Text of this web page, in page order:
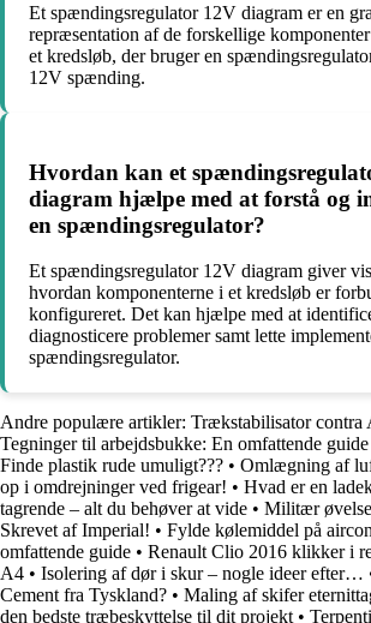
Et spændingsregulator 12V diagram er en
repræsentation af de forskellige
et kredsløb, der bruger en
12V spænding.
Hvordan kan et
diagram hjælpe med at forstå og
en spændingsregulator?
Et spændingsregulator 12V diagram giver
hvordan komponenterne i et kredsløb er
konfigureret. Det kan hjælpe med at
diagnosticere problemer samt lette
spændingsregulator.
Andre populære artikler: Trækstabilisator contra
Tegninger til arbejdsbukke: En omfattende
Finde plastik rude umuligt??? • Omlægning af
op i omdrejninger ved frigear! • Hvad er en
tagrende – alt du behøver at vide • Militær
Skrevet af Imperial! • Fylde kølemiddel på
omfattende guide • Renault Clio 2016 klikker i
A4 • Isolering af dør i skur – nogle ideer efter…
Cement fra Tyskland? • Maling af skifer
den bedste træbeskyttelse til dit projekt •